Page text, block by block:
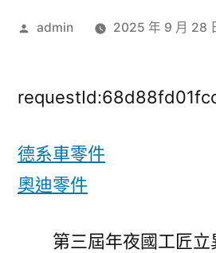
作
admin 2025 年 9 月 28
德系車零件
奧迪零件
第三屆年夜國工匠